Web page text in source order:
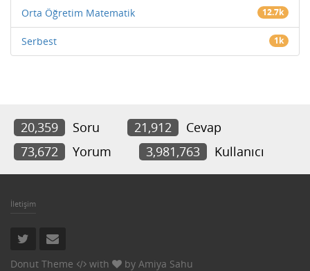
Orta Öğretim Matematik 12.7k
Serbest 1k
20,359 Soru 21,912
Cevap
73,672
Yorum 3,981,763 Kullanıcı
İletişim
Donut Theme with by Amiya Sahu